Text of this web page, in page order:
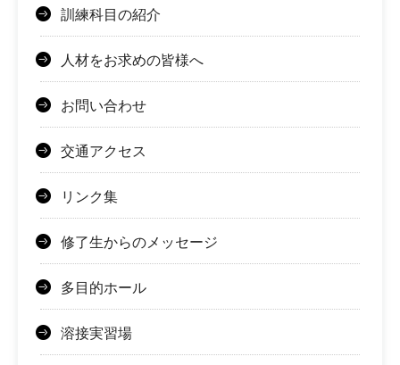
訓練科目の紹介
人材をお求めの皆様へ
お問い合わせ
交通アクセス
リンク集
修了生からのメッセージ
多目的ホール
溶接実習場